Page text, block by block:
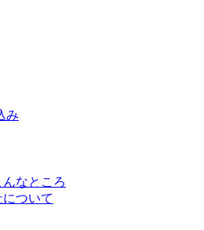
み
なところ
ついて